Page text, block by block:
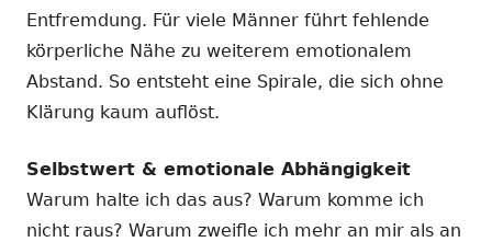
Entfremdung. Für viele Männer führt fehlende
körperliche Nähe zu weiterem emotionalem
Abstand. So entsteht eine Spirale, die sich ohne
Klärung kaum auflöst.
Selbstwert & emotionale Abhängigkeit
Warum halte ich das aus? Warum komme ich
nicht raus? Warum zweifle ich mehr an mir als an